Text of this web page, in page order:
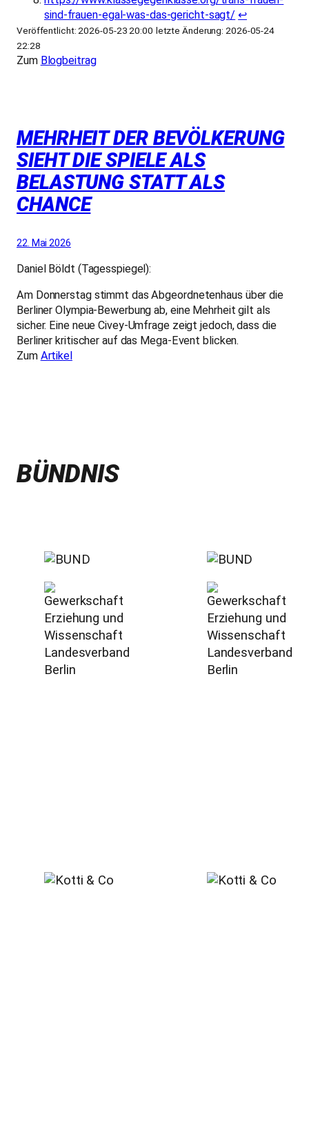
sind-frauen-egal-was-das-gericht-sagt/ ↩︎
Veröffentlicht: 2026-05-23 20:00 letzte Änderung: 2026-05-24
22:28
Zum Blogbeitrag
MEHRHEIT DER BEVÖLKERUNG
SIEHT DIE SPIELE ALS
BELASTUNG STATT ALS
CHANCE
22. Mai 2026
Daniel Böldt (Tagesspiegel):
Am Donnerstag stimmt das Abgeordnetenhaus über die
Berliner Olympia-Bewerbung ab, eine Mehrheit gilt als
sicher. Eine neue Civey-Umfrage zeigt jedoch, dass die
Berliner kritischer auf das Mega-Event blicken.
Zum Artikel
BÜNDNIS